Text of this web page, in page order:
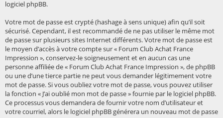
logiciel phpBB.
Votre mot de passe est crypté (hashage à sens unique) afin qu’il soit
sécurisé. Cependant, il est recommandé de ne pas utiliser le même mot
de passe sur plusieurs sites Internet différents. Votre mot de passe est
le moyen d’accès à votre compte sur « Forum Club Achat France
Impression », conservez-le soigneusement et en aucun cas une
personne affiliée de « Forum Club Achat France Impression », de phpBB
ou une d’une tierce partie ne peut vous demander légitimement votre
mot de passe. Si vous oubliez votre mot de passe, vous pouvez utiliser
la fonction « J’ai oublié mon mot de passe » fournie par le logiciel phpBB.
Ce processus vous demandera de fournir votre nom d’utilisateur et
votre courriel, alors le logiciel phpBB générera un nouveau mot de passe